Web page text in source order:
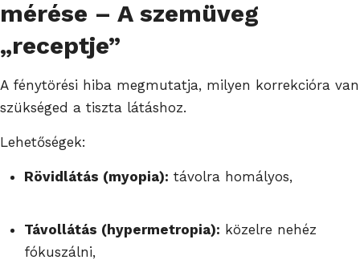
mérése – A szemüveg
„receptje”
A fénytörési hiba megmutatja, milyen korrekcióra van
szükséged a tiszta látáshoz.
Lehetőségek:
Rövidlátás (myopia): távolra homályos,
Távollátás (hypermetropia): közelre nehéz
fókuszálni,